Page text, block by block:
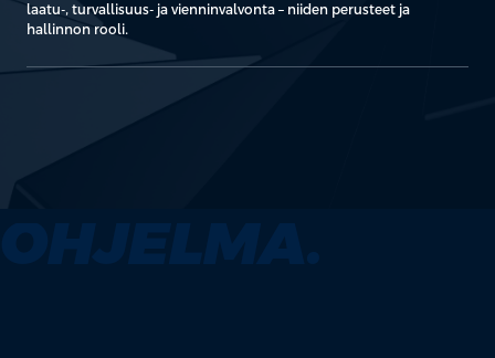
laatu-, turvallisuus- ja vienninvalvonta – niiden perusteet ja
hallinnon rooli.